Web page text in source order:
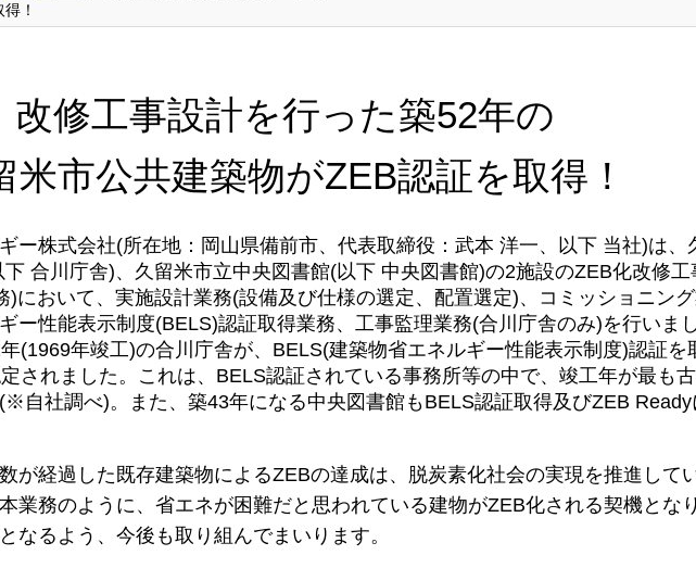
！
改修工事設計を行った築52年の
米市公共建築物がZEB認証を取得！
ー株式会社(所在地：岡山県備前市、代表取締役：武本 洋一、以下 当社)は、
合川庁舎)、久留米市立中央図書館(以下 中央図書館)の2施設のZEB化改修工
)において、実施設計業務(設備及び仕様の選定、配置選定)、コミッショニン
ー性能表示制度(BELS)認証取得業務、工事監理業務(合川庁舎のみ)を行いまし
(1969年竣工)の合川庁舎が、BELS(建築物省エネルギー性能表示制度)認証を
されました。これは、BELS認証されている事務所等の中で、竣工年が最も
自社調べ)。また、築43年になる中央図書館もBELS認証取得及びZEB Ready
が経過した既存建築物によるZEBの達成は、脱炭素化社会の実現を推進して
業務のように、省エネが困難だと思われている建物がZEB化される契機とな
なるよう、今後も取り組んでまいります。